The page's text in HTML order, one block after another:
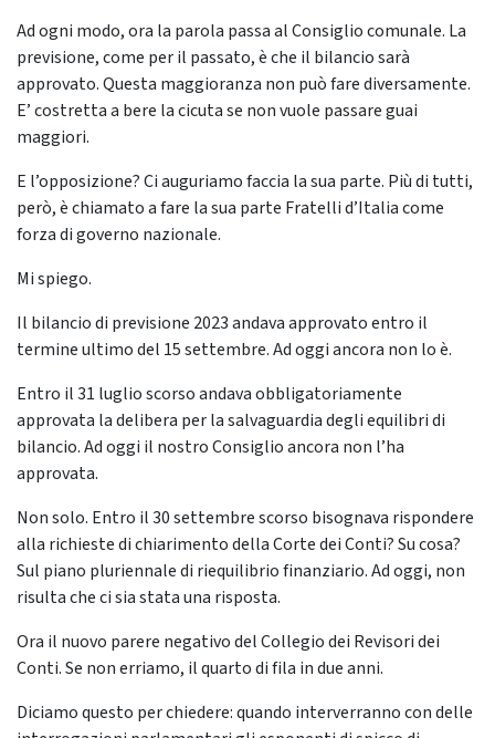
Ad ogni modo, ora la parola passa al Consiglio comunale. La
previsione, come per il passato, è che il bilancio sarà
approvato. Questa maggioranza non può fare diversamente.
E’ costretta a bere la cicuta se non vuole passare guai
maggiori.
E l’opposizione? Ci auguriamo faccia la sua parte. Più di tutti,
però, è chiamato a fare la sua parte Fratelli d’Italia come
forza di governo nazionale.
Mi spiego.
Il bilancio di previsione 2023 andava approvato entro il
termine ultimo del 15 settembre. Ad oggi ancora non lo è.
Entro il 31 luglio scorso andava obbligatoriamente
approvata la delibera per la salvaguardia degli equilibri di
bilancio. Ad oggi il nostro Consiglio ancora non l’ha
approvata.
Non solo. Entro il 30 settembre scorso bisognava rispondere
alla richieste di chiarimento della Corte dei Conti? Su cosa?
Sul piano pluriennale di riequilibrio finanziario. Ad oggi, non
risulta che ci sia stata una risposta.
Ora il nuovo parere negativo del Collegio dei Revisori dei
Conti. Se non erriamo, il quarto di fila in due anni.
Diciamo questo per chiedere: quando interverranno con delle